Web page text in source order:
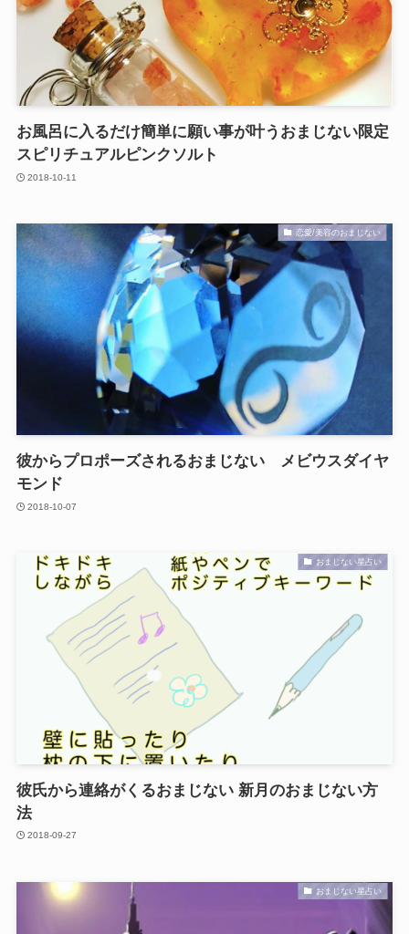
お風呂に入るだけ簡単に願い事が叶うおまじない限定
スピリチュアルピンクソルト
2018-10-11
恋愛/美容のおまじない
彼からプロポーズされるおまじない メビウスダイヤ
モンド
2018-10-07
おまじない星占い
彼氏から連絡がくるおまじない 新月のおまじない方
法
2018-09-27
おまじない星占い